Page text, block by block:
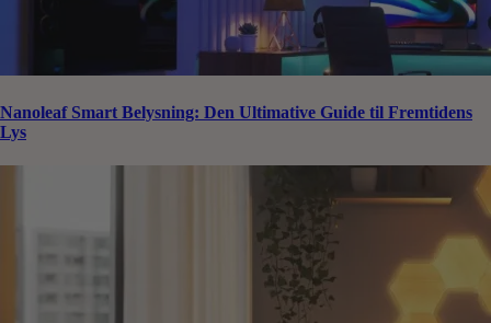
Nanoleaf Smart Belysning: Den Ultimative Guide til Fremtidens
Lys